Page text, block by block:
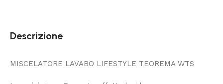
Descrizione
MISCELATORE LAVABO LIFESTYLE TEOREMA WTS